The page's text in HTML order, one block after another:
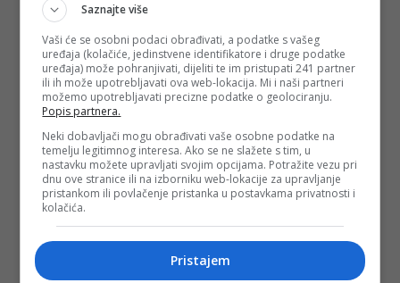
Saznajte više
Vaši će se osobni podaci obrađivati, a podatke s vašeg
uređaja (kolačiće, jedinstvene identifikatore i druge podatke
uređaja) može pohranjivati, dijeliti te im pristupati 241 partner
ili ih može upotrebljavati ova web-lokacija. Mi i naši partneri
možemo upotrebljavati precizne podatke o geolociranju.
Popis partnera.
Neki dobavljači mogu obrađivati vaše osobne podatke na
temelju legitimnog interesa. Ako se ne slažete s tim, u
nastavku možete upravljati svojim opcijama. Potražite vezu pri
dnu ove stranice ili na izborniku web-lokacije za upravljanje
pristankom ili povlačenje pristanka u postavkama privatnosti i
kolačića.
Pristajem